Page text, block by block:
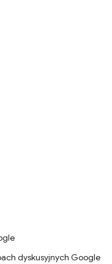
dyskusyjnych Google